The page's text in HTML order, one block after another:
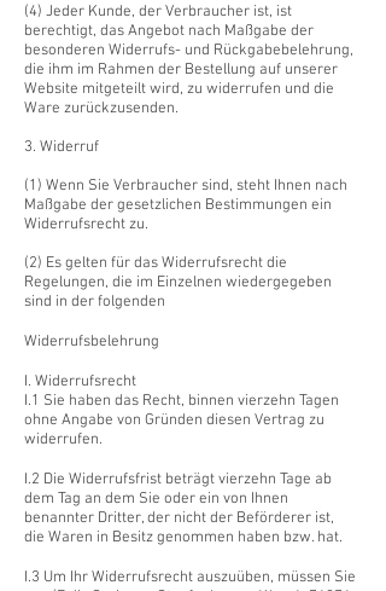
(4) Jeder Kunde, der Verbraucher ist, ist
berechtigt, das Angebot nach Maßgabe der
besonderen Widerrufs- und Rückgabebelehrung,
die ihm im Rahmen der Bestellung auf unserer
Website mitgeteilt wird, zu widerrufen und die
Ware zurückzusenden.
3. Widerruf
(1) Wenn Sie Verbraucher sind, steht Ihnen nach
Maßgabe der gesetzlichen Bestimmungen ein
Widerrufsrecht zu.
(2) Es gelten für das Widerrufsrecht die
Regelungen, die im Einzelnen wiedergegeben
sind in der folgenden
Widerrufsbelehrung
I. Widerrufsrecht
I.1 Sie haben das Recht, binnen vierzehn Tagen
ohne Angabe von Gründen diesen Vertrag zu
widerrufen.
I.2 Die Widerrufsfrist beträgt vierzehn Tage ab
dem Tag an dem Sie oder ein von Ihnen
benannter Dritter, der nicht der Beförderer ist,
die Waren in Besitz genommen haben bzw. hat.
I.3 Um Ihr Widerrufsrecht auszuüben, müssen Sie